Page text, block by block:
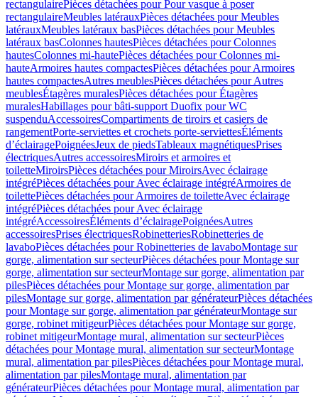
rectangulairePièces détachées pour Pour vasque à poser
rectangulaireMeubles latérauxPièces détachées pour Meubles
latérauxMeubles latéraux basPièces détachées pour Meubles
latéraux basColonnes hautesPièces détachées pour Colonnes
hautesColonnes mi-hautePièces détachées pour Colonnes mi-
hauteArmoires hautes compactesPièces détachées pour Armoires
hautes compactesAutres meublesPièces détachées pour Autres
meublesÉtagères muralesPièces détachées pour Étagères
muralesHabillages pour bâti-support Duofix pour WC
suspenduAccessoiresCompartiments de tiroirs et casiers de
rangementPorte-serviettes et crochets porte-serviettesÉléments
d’éclairagePoignéesJeux de piedsTableaux magnétiquesPrises
électriquesAutres accessoiresMiroirs et armoires et
toiletteMiroirsPièces détachées pour MiroirsAvec éclairage
intégréPièces détachées pour Avec éclairage intégréArmoires de
toilettePièces détachées pour Armoires de toiletteAvec éclairage
intégréPièces détachées pour Avec éclairage
intégréAccessoiresÉléments d’éclairagePoignéesAutres
accessoiresPrises électriquesRobinetteriesRobinetteries de
lavaboPièces détachées pour Robinetteries de lavaboMontage sur
gorge, alimentation sur secteurPièces détachées pour Montage sur
gorge, alimentation sur secteurMontage sur gorge, alimentation par
pilesPièces détachées pour Montage sur gorge, alimentation par
pilesMontage sur gorge, alimentation par générateurPièces détachées
pour Montage sur gorge, alimentation par générateurMontage sur
gorge, robinet mitigeurPièces détachées pour Montage sur gorge,
robinet mitigeurMontage mural, alimentation sur secteurPièces
détachées pour Montage mural, alimentation sur secteurMontage
mural, alimentation par pilesPièces détachées pour Montage mural,
alimentation par pilesMontage mural, alimentation par
générateurPièces détachées pour Montage mural, alimentation par